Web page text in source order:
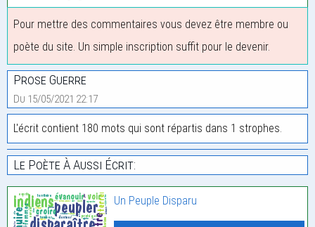
Pour mettre des commentaires vous devez être membre ou
poète du site. Un simple inscription suffit pour le devenir.
Prose Guerre
Du 15/05/2021 22:17
L'écrit contient 180 mots qui sont répartis dans 1 strophes.
Le Poète À Aussi Écrit:
Un Peuple Disparu